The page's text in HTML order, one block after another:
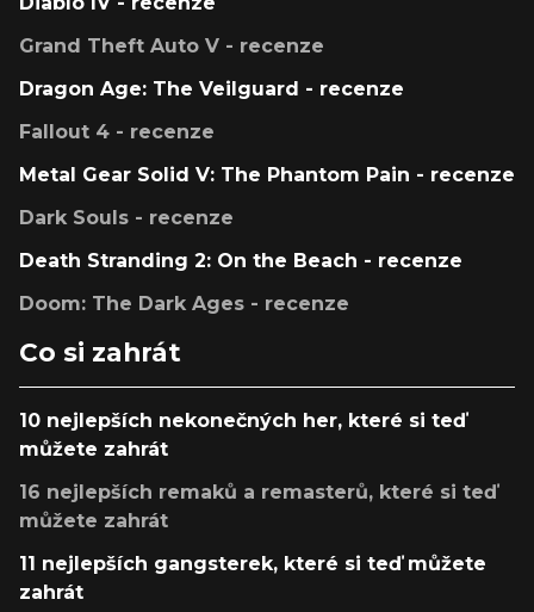
Grand Theft Auto V - recenze
Dragon Age: The Veilguard - recenze
Fallout 4 - recenze
Metal Gear Solid V: The Phantom Pain - recenze
Dark Souls - recenze
Death Stranding 2: On the Beach - recenze
Doom: The Dark Ages - recenze
Co si zahrát
10 nejlepších nekonečných her, které si teď
můžete zahrát
16 nejlepších remaků a remasterů, které si teď
můžete zahrát
11 nejlepších gangsterek, které si teď můžete
zahrát